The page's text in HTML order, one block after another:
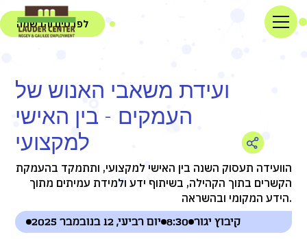
לפרטים והרשמה
ועידת משאבי האנוש של
העמקים - בין האישי
למקצועי
הוועידה תעסוק השנה בין האישי למקצועי, ותתמקד בהעמקת
הקשרים בתוך הקהילה, בשיתוף ידע ולמידת עמיתים מתוך
הידע המקומי ובהשראה.
יום רביעי, 12 בנובמבר 2025 8:30 קיבוץ יגור